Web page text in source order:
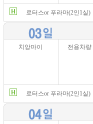
로터스or 푸라마(2인1실)
치앙마이 전용차량
로터스or 푸라마(2인1실)